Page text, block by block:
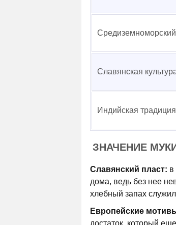
Славянская
Индийская традиция
ЗНАЧЕНИЕ
Славянский пласт: в
дома, ведь без нее
хлебный запах
Европейские
достаток, который